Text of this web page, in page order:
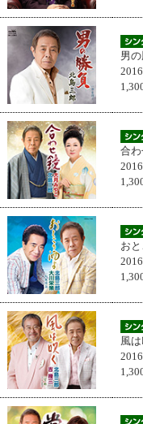
男
合
お
風